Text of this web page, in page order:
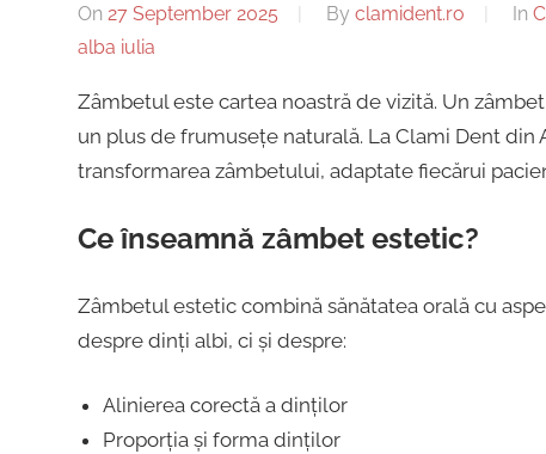
Alba
Iulia
|
Centru
Implantologie
dentar,
Stomatologie
Dentist,
Strada
Ion
19,
Iulia
510218,
On 27 September 2025 By clamident.ro In
alba iulia
Zâmbetul este cartea noastră de vizită. Un
un plus de frumusețe naturală. La Clami Dent
transformarea zâmbetului, adaptate fiecărui
Ce înseamnă zâmbet estetic?
Zâmbetul estetic combină sănătatea orală cu
despre dinți albi, ci și despre:
Alinierea corectă a dinților
Proporția și forma dinților